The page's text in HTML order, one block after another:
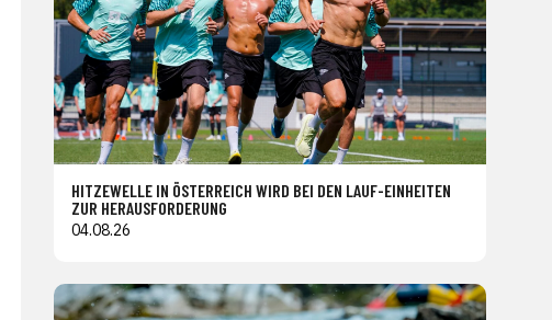
HITZEWELLE IN ÖSTERREICH WIRD BEI DEN LAUF-EINHEITEN
ZUR HERAUSFORDERUNG
04.08.26